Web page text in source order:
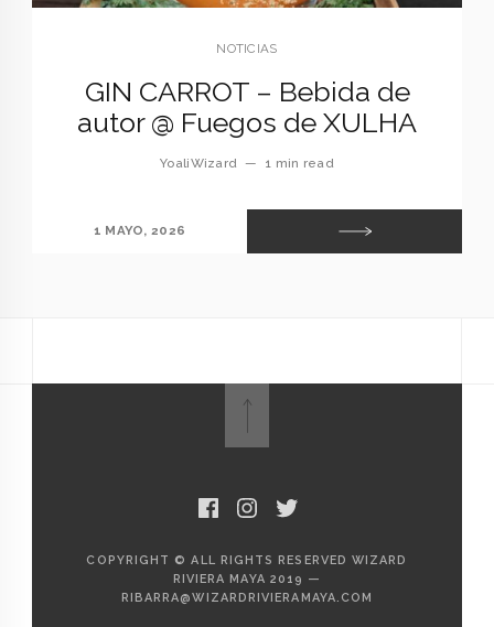
NOTICIAS
GIN CARROT – Bebida de
autor @ Fuegos de XULHA
YoaliWizard — 1 min read
1 MAYO, 2026
COPYRIGHT © ALL RIGHTS RESERVED WIZARD
RIVIERA MAYA 2019 —
RIBARRA@WIZARDRIVIERAMAYA.COM